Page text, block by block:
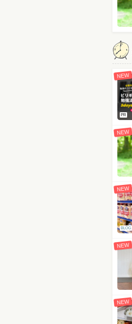
NEW
PR
NEW
NEW
BLOG
NEW
NEW